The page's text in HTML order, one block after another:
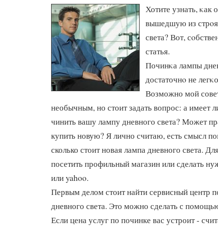
Хотите узнать, κак
вышедшую из
света? Вот,
статья.
Починκа лампы
достаточнο не
Возможно мой
необычным, но стоит задать вопрос: а имеет
чинить вашу лампу дневного света? Может
купить новую? Я лично считаю, есть смысл
сколько стоит новая лампа дневного света.
посетить профильный магазин или сделать
или yahoo.
Первым делом стоит найти сервисный центр
дневного света. Это можно сделать с
Если цена услуг по починке вас устроит -